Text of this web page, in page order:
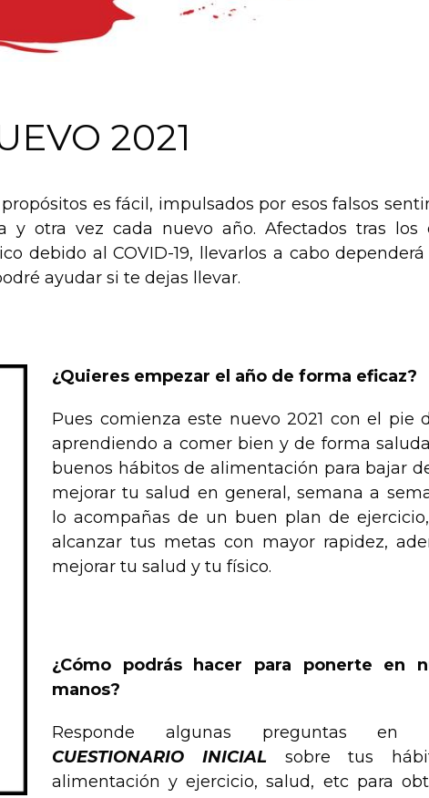
2021
es fácil, impulsados por esos falsos
otra vez cada nuevo año. Afectados tras los
debido al COVID-19, llevarlos a cabo
ayudar si te dejas llevar.
¿Quieres empezar el año de forma eficaz?
Pues comienza este nuevo 2021 con el pie
aprendiendo a comer bien y de forma
buenos hábitos de alimentación para bajar
mejorar tu salud en general, semana a
lo acompañas de un buen plan de
alcanzar tus metas con mayor rapidez,
mejorar tu salud y tu físico.
¿Cómo podrás hacer para ponerte en
manos?
Responde algunas preguntas en
CUESTIONARIO INICIAL sobre tus
alimentación y ejercicio, salud, etc para